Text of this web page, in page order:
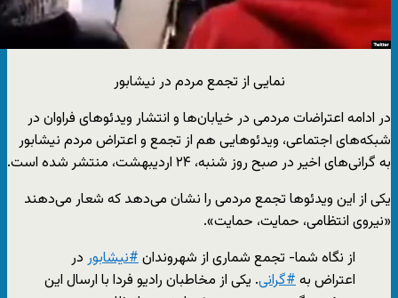
نمایی از تجمع مردم در نیشابور
در ادامه اعتراضات مردمی در خیابان‌ها و انتشار ویدئوهای فراوان در
شبکه‌های اجتماعی، ویدئوهایی هم از تجمع و اعتراض مردم نیشابور
به گرانی‌های اخیر در صبح روز شنبه، ۲۴ اردیبهشت، منتشر شده است.
یکی از این ویدئوها تجمع مردمی را نشان می‌دهد که شعار می‌دهند
«نیروی انتظامی، حمایت، حمایت».
از نگاه شما- تجمع شماری از شهروندان#نیشابور در
اعتراض به#گرانی. یکی از مخاطبان رادیو فردا با ارسال این